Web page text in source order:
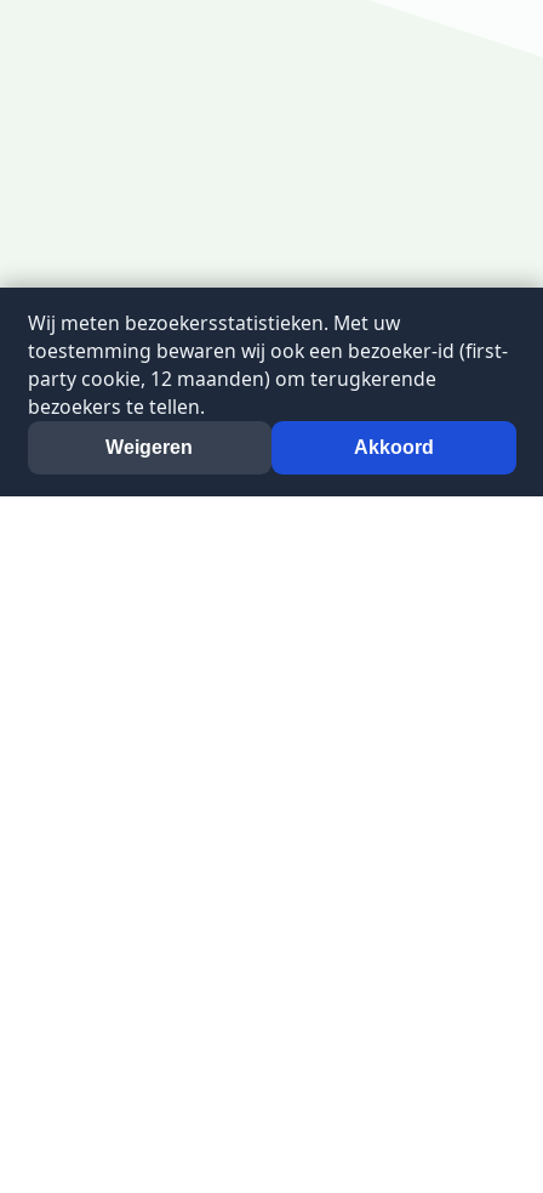
Wij meten bezoekersstatistieken. Met uw
toestemming bewaren wij ook een bezoeker-id (first-
party cookie, 12 maanden) om terugkerende
bezoekers te tellen.
Weigeren Akkoord